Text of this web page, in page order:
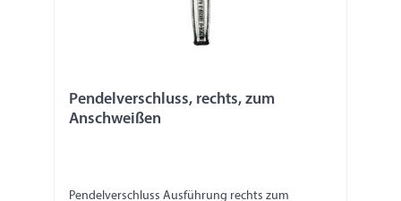
Pendelverschluss, rechts, zum
Anschweißen
Pendelverschluss Ausführung rechts zum